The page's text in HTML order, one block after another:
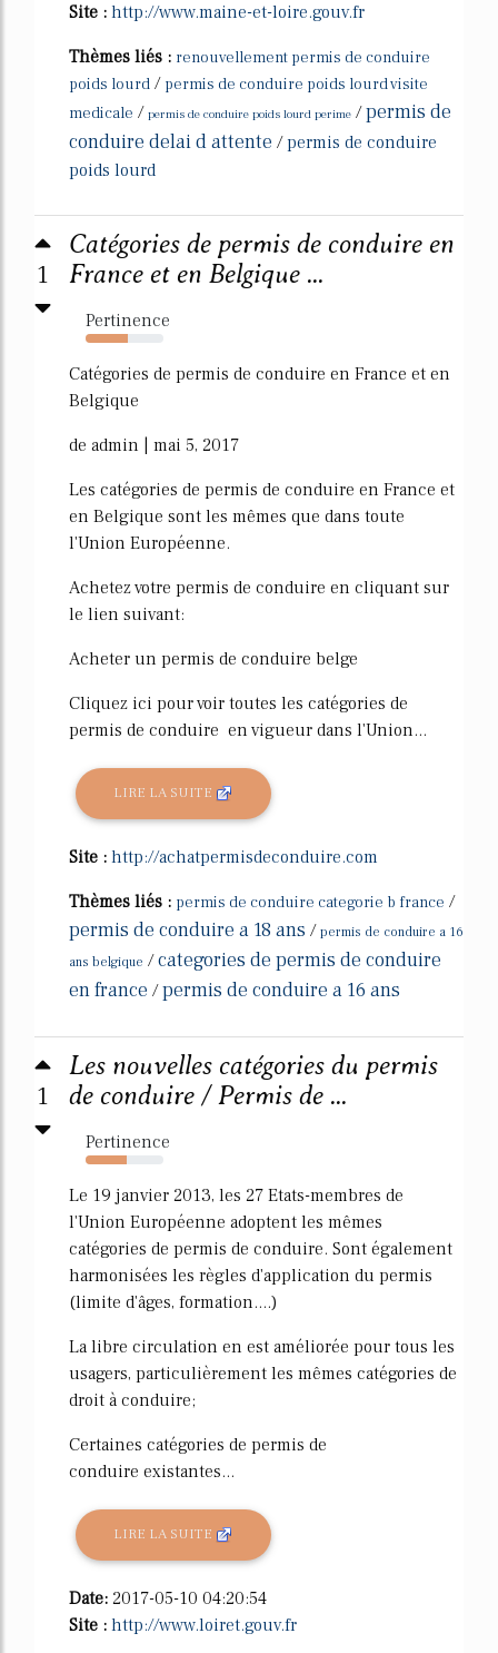
Site : http://www.maine-et-loire.gouv.fr
Thèmes liés : renouvellement permis de conduire
poids lourd / permis de conduire poids lourd visite
medicale / permis de conduire poids lourd perime /permis de
conduire delai d attente /permis de conduire
poids lourd
1
Catégories de permis de conduire en
France et en Belgique ...
Pertinence
54%
Catégories de permis de conduire en France et en
Belgique
de admin | mai 5, 2017
Les catégories de permis de conduire en France et
en Belgique sont les mêmes que dans toute
l'Union Européenne.
Achetez votre permis de conduire en cliquant sur
le lien suivant:
Acheter un permis de conduire belge
Cliquez ici pour voir toutes les catégories de
permis de conduire en vigueur dans l'Union...
LIRE LA SUITE
Site : http://achatpermisdeconduire.com
Thèmes liés : permis de conduire categorie b france /
permis de conduire a 18 ans / permis de conduire a 16
ans belgique /categories de permis de conduire
en france /permis de conduire a 16 ans
1
Les nouvelles catégories du permis
de conduire / Permis de ...
Pertinence
53%
Le 19 janvier 2013, les 27 Etats-membres de
l'Union Européenne adoptent les mêmes
catégories de permis de conduire. Sont également
harmonisées les règles d'application du permis
(limite d'âges, formation....)
La libre circulation en est améliorée pour tous les
usagers, particulièrement les mêmes catégories de
droit à conduire;
Certaines catégories de permis de
conduire existantes...
LIRE LA SUITE
Date: 2017-05-10 04:20:54
Site : http://www.loiret.gouv.fr